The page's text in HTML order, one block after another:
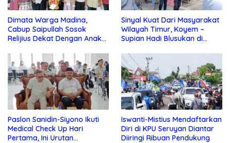
Dimata Warga Madina,
Cabup Saipullah Sosok
Relijius Dekat Dengan Anak
Sinyal Kuat Dari Masyarakat
Wilayah Timur, Koyem –
Supian Hadi Blusukan di
Paslon Sanidin-Siyono Ikuti
Medical Check Up Hari
Pertama, Ini Urutan
Iswanti-Mistius Mendaftarkan
Diri di KPU Seruyan Diantar
Diiringi Ribuan Pendukung